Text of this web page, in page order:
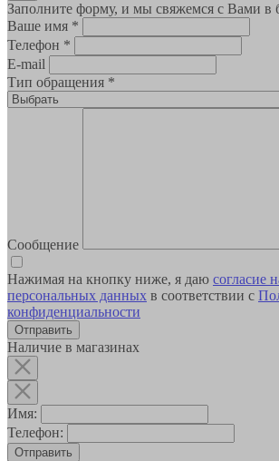
Заполните форму, и мы свяжемся с Вами в
Ваше имя *
Телефон *
E-mail
Тип обращения *
Сообщение
Нажимая на кнопку ниже, я даю согласие
персональных данных в соответствии с
конфиденциальности
Наличие в магазинах
Имя:
Телефон:
Отправить